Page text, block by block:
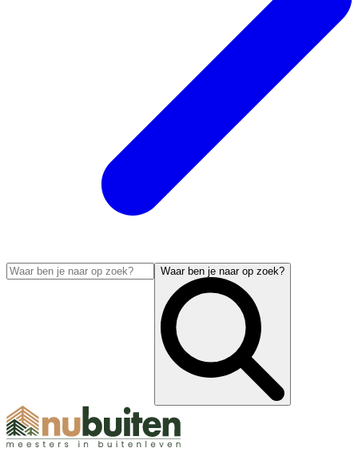
Waar ben je naar op zoek?